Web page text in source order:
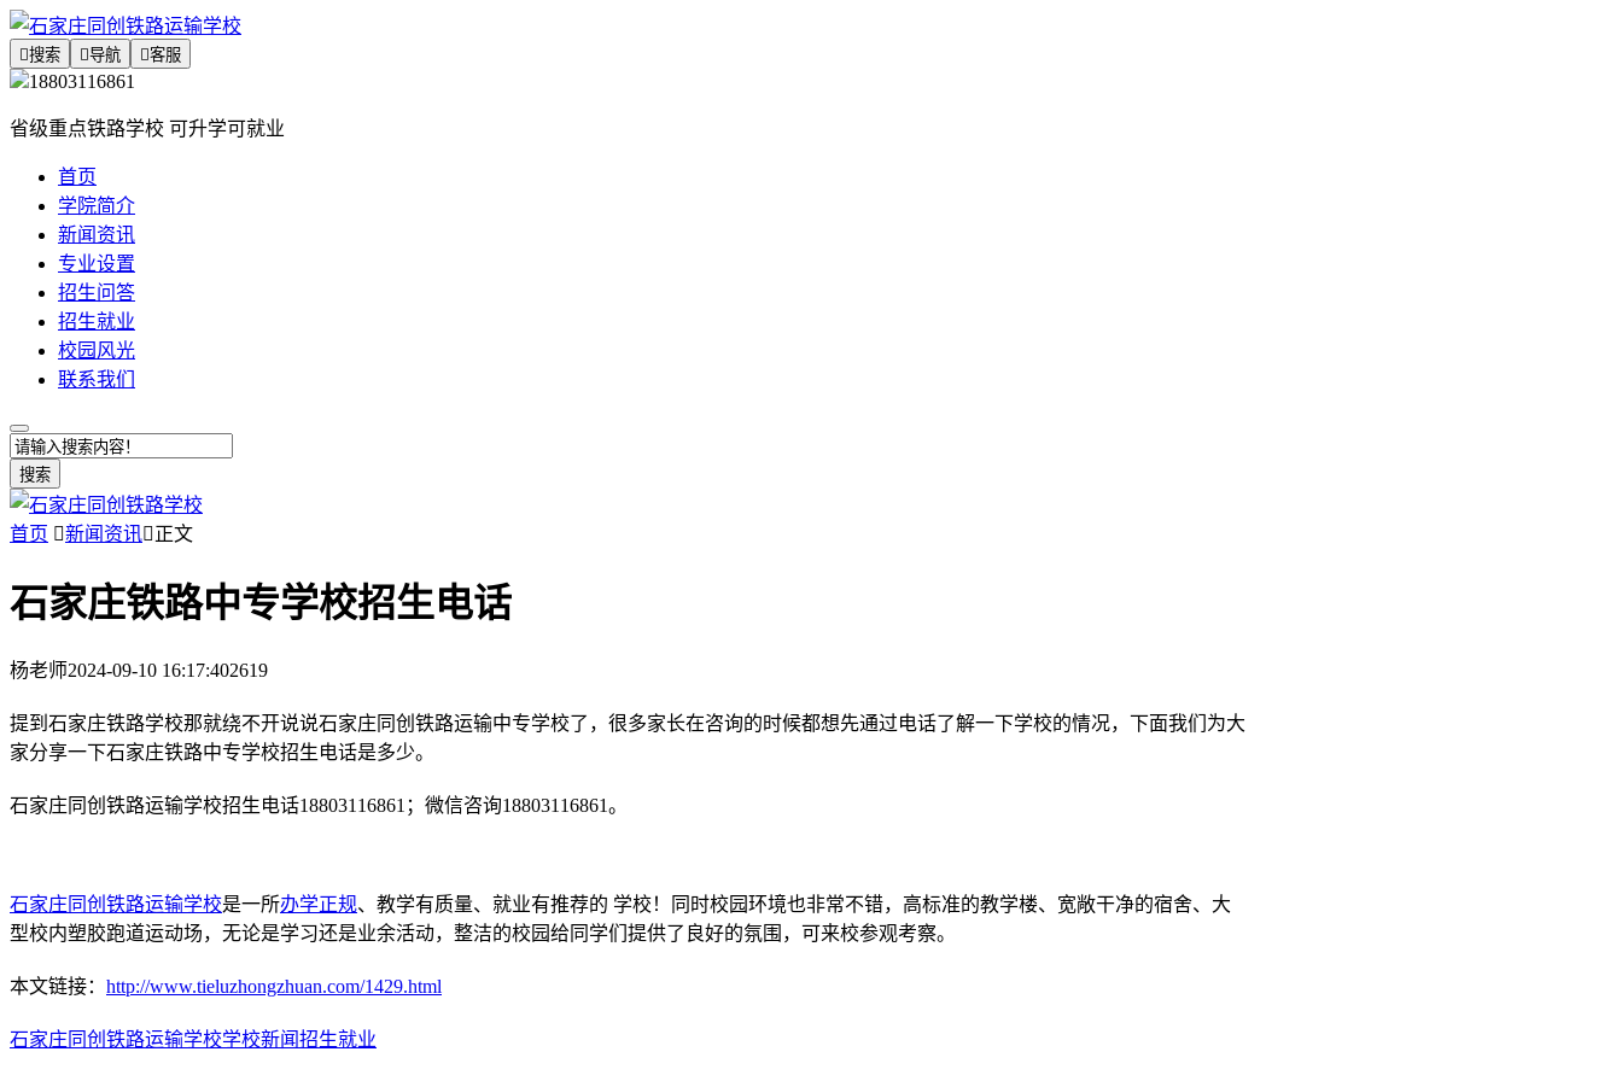
搜索 导航 客服
18803116861
省级重点铁路学校 可升学可就业
首页
学院简介
新闻资讯
专业设置
招生问答
招生就业
校园风光
联系我们
搜索
首页 新闻资讯正文
石家庄铁路中专学校招生电话
杨老师2024-09-10 16:17:402619
提到石家庄铁路学校那就绕不开说说石家庄同创铁路运输中专学校了，很多家长在咨询的时候都想先通过电话了解一下学校的情况，下面我们为大
家分享一下石家庄铁路中专学校招生电话是多少。
石家庄同创铁路运输学校招生电话18803116861；微信咨询18803116861。
石家庄同创铁路运输学校是一所办学正规、教学有质量、就业有推荐的 学校！同时校园环境也非常不错，高标准的教学楼、宽敞干净的宿舍、大
型校内塑胶跑道运动场，无论是学习还是业余活动，整洁的校园给同学们提供了良好的氛围，可来校参观考察。
本文链接： http://www.tieluzhongzhuan.com/1429.html
石家庄同创铁路运输学校学校新闻招生就业